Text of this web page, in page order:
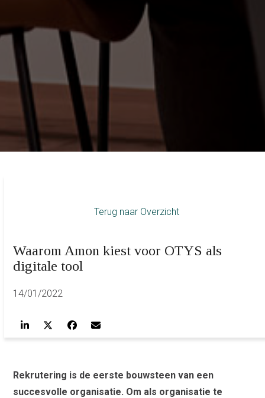
Terug naar Overzicht
Waarom Amon kiest voor OTYS als
digitale tool
14/01/2022
Rekrutering is de eerste bouwsteen van een
succesvolle organisatie. Om als organisatie te